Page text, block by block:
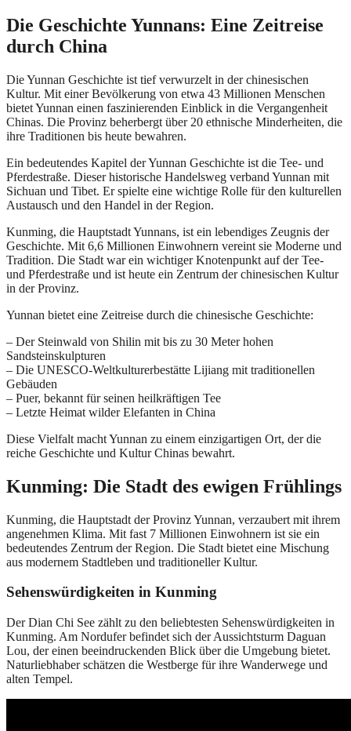
Die Geschichte Yunnans: Eine Zeitreise
durch China
Die Yunnan Geschichte ist tief verwurzelt in der chinesischen
Kultur. Mit einer Bevölkerung von etwa 43 Millionen Menschen
bietet Yunnan einen faszinierenden Einblick in die Vergangenheit
Chinas. Die Provinz beherbergt über 20 ethnische Minderheiten, die
ihre Traditionen bis heute bewahren.
Ein bedeutendes Kapitel der Yunnan Geschichte ist die Tee- und
Pferdestraße. Dieser historische Handelsweg verband Yunnan mit
Sichuan und Tibet. Er spielte eine wichtige Rolle für den kulturellen
Austausch und den Handel in der Region.
Kunming, die Hauptstadt Yunnans, ist ein lebendiges Zeugnis der
Geschichte. Mit 6,6 Millionen Einwohnern vereint sie Moderne und
Tradition. Die Stadt war ein wichtiger Knotenpunkt auf der Tee-
und Pferdestraße und ist heute ein Zentrum der chinesischen Kultur
in der Provinz.
Yunnan bietet eine Zeitreise durch die chinesische Geschichte:
– Der Steinwald von Shilin mit bis zu 30 Meter hohen
Sandsteinskulpturen
– Die UNESCO-Weltkulturerbestätte Lijiang mit traditionellen
Gebäuden
– Puer, bekannt für seinen heilkräftigen Tee
– Letzte Heimat wilder Elefanten in China
Diese Vielfalt macht Yunnan zu einem einzigartigen Ort, der die
reiche Geschichte und Kultur Chinas bewahrt.
Kunming: Die Stadt des ewigen Frühlings
Kunming, die Hauptstadt der Provinz Yunnan, verzaubert mit ihrem
angenehmen Klima. Mit fast 7 Millionen Einwohnern ist sie ein
bedeutendes Zentrum der Region. Die Stadt bietet eine Mischung
aus modernem Stadtleben und traditioneller Kultur.
Sehenswürdigkeiten in Kunming
Der Dian Chi See zählt zu den beliebtesten Sehenswürdigkeiten in
Kunming. Am Nordufer befindet sich der Aussichtsturm Daguan
Lou, der einen beeindruckenden Blick über die Umgebung bietet.
Naturliebhaber schätzen die Westberge für ihre Wanderwege und
alten Tempel.